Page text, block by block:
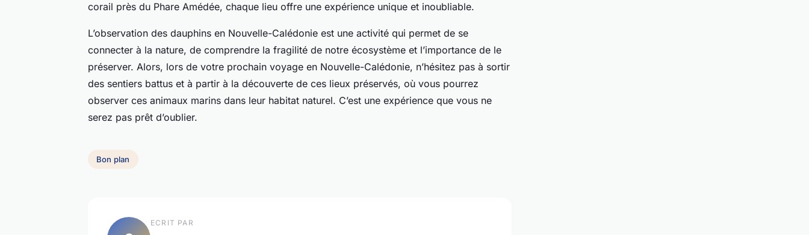
corail près du Phare Amédée, chaque lieu offre une expérience unique et inoubliable.
L’observation des dauphins en Nouvelle-Calédonie est une activité qui permet de se
connecter à la nature, de comprendre la fragilité de notre écosystème et l’importance de le
préserver. Alors, lors de votre prochain voyage en Nouvelle-Calédonie, n’hésitez pas à sortir
des sentiers battus et à partir à la découverte de ces lieux préservés, où vous pourrez
observer ces animaux marins dans leur habitat naturel. C’est une expérience que vous ne
serez pas prêt d’oublier.
Bon plan
ECRIT PAR